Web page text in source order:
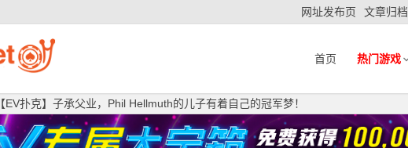
网址发布页 文章归档
首页 热门游戏
【EV扑克】子承父业，Phil Hellmuth的儿子有着自己的冠军梦！